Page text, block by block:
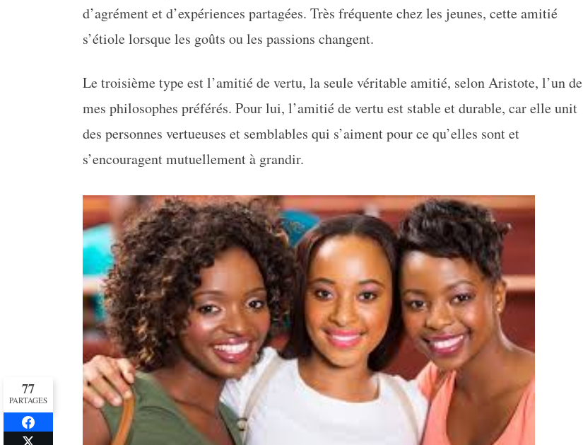
d’agrément et d’expériences partagées. Très fréquente chez les jeunes, cette amitié
s’étiole lorsque les goûts ou les passions changent.
Le troisième type est l’amitié de vertu, la seule véritable amitié, selon Aristote, l’un de
mes philosophes préférés. Pour lui, l’amitié de vertu est stable et durable, car elle unit
des personnes vertueuses et semblables qui s’aiment pour ce qu’elles sont et
s’encouragent mutuellement à grandir.
77
PARTAGES